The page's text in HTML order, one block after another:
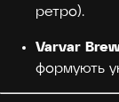
ретро).
Varvar
формують